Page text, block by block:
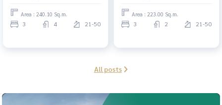
Area : 240.10 Sq.m.
3 4 21-50
Area : 223.00 Sq.m.
3 2 21-50
All posts